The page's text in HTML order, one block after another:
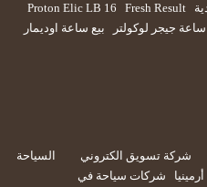
Proton Elic LB 16
Fresh Result
ساعة جيجر لوكولتر
بيع ساعة اوديمار
شركة تسويق الكتروني
السياحة
شركات سياحة في